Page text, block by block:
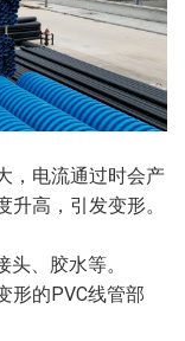
，电流通过时会产
高，引发变形。
、胶水等。
形的PVC线管部